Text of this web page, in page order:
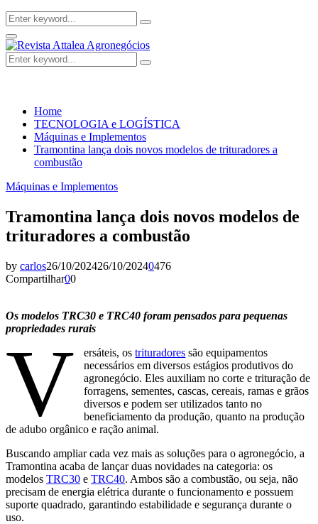
Search
for:
Search
Facebook
Twitter
Instagram
Linkedin
Youtube
Email
Primary
Menu
Search
for:
Search
Home
TECNOLOGIA e LOGÍSTICA
Máquinas e Implementos
Tramontina lança dois novos modelos de trituradores a
combustão
Máquinas e Implementos
Tramontina lança dois novos modelos de
trituradores a combustão
by carlos26/10/202426/10/20240476
Compartilhar00
Os modelos TRC30 e TRC40 foram pensados para pequenas
propriedades rurais
V ersáteis, ostrituradores são equipamentos
necessários em diversos estágios produtivos do
agronegócio. Eles auxiliam no corte e trituração de
forragens, sementes, cascas, cereais, ramas e grãos
diversos e podem ser utilizados tanto no
beneficiamento da produção, quanto na produção
de adubo orgânico e ração animal.
Buscando ampliar cada vez mais as soluções para o agronegócio, a
Tramontina acaba de lançar duas novidades na categoria: os
modelos TRC30 e TRC40. Ambos são a combustão, ou seja, não
precisam de energia elétrica durante o funcionamento e possuem
suporte quadrado, garantindo estabilidade e segurança durante o
uso.